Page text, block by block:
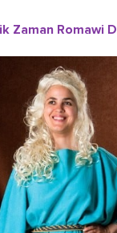
Zaman Romawi